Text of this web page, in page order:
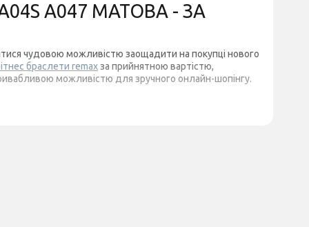
A047 МАТОВА - ЗА
чудовою можливістю заощадити на покупці нового
браслети remaxза прийнятною вартістю,
можливістю для зручного онлайн-шопінгу.